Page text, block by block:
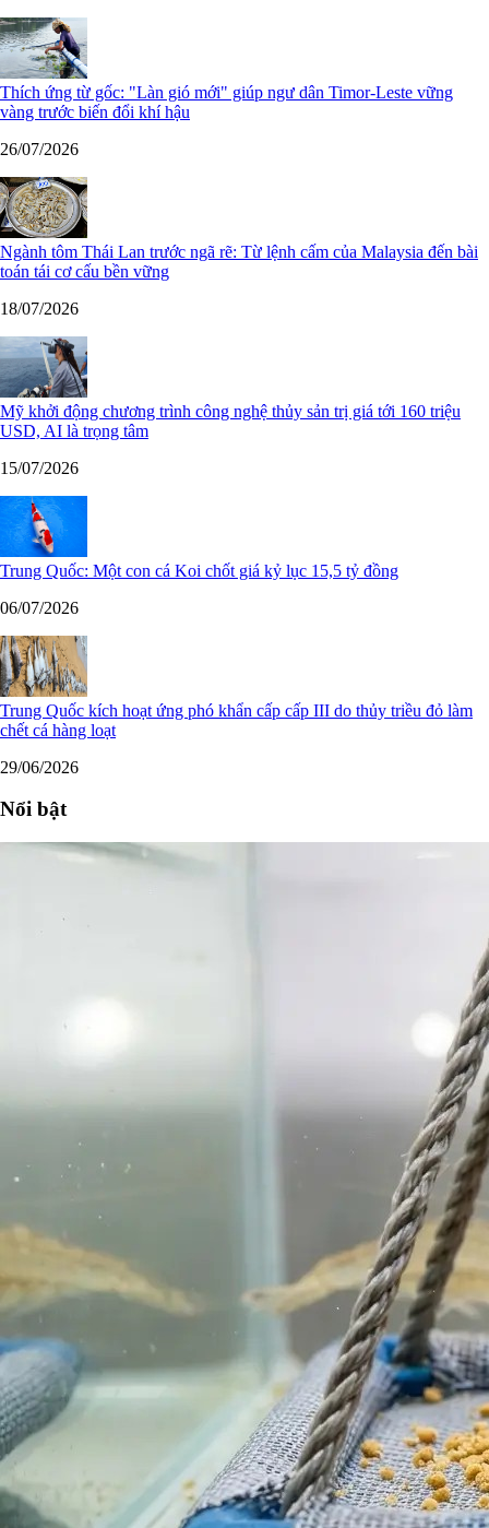
Thích ứng từ gốc: "Làn gió mới" giúp ngư dân Timor-Leste vững
vàng trước biến đổi khí hậu
26/07/2026
Ngành tôm Thái Lan trước ngã rẽ: Từ lệnh cấm của Malaysia đến bài
toán tái cơ cấu bền vững
18/07/2026
Mỹ khởi động chương trình công nghệ thủy sản trị giá tới 160 triệu
USD, AI là trọng tâm
15/07/2026
Trung Quốc: Một con cá Koi chốt giá kỷ lục 15,5 tỷ đồng
06/07/2026
Trung Quốc kích hoạt ứng phó khẩn cấp cấp III do thủy triều đỏ làm
chết cá hàng loạt
29/06/2026
Nổi bật